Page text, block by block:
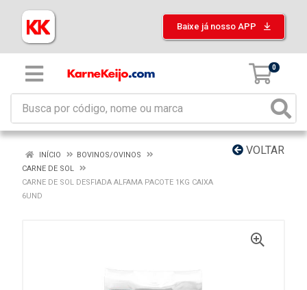
Baixe já nosso APP
0
VOLTAR
INÍCIO
BOVINOS/OVINOS
CARNE DE SOL
CARNE DE SOL DESFIADA ALFAMA PACOTE 1KG CAIXA
6UND